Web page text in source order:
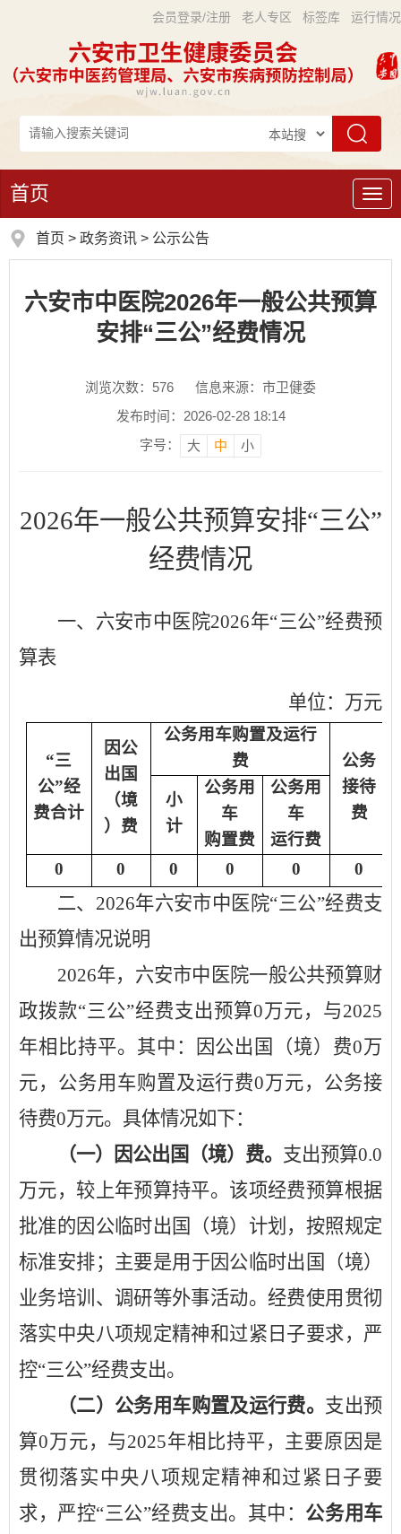
会员登录/注册 老人专区 标签库 运行情况
导
首页
首页 > 政务资讯 > 公示公告
六安市中医院2026年一般公共预算
安排“三公”经费情况
浏览次数： 576
信息来源：市卫健委
发布时间：2026-02-28 18:14
字号：
大 中 小
2026年一般公共预算安排“三公”
经费情况
一、 六安市中医院2026年“三公”经费预
算表
单位：万元
“三
公”经
费合计
因公
出国
（境
）费
公务用车购置及运行
费
公务
接待
费
小
计
公务用
车
购置费
公务用
车
运行费
0
0 0 0 0 0
二、 2026年六安市中医院“三公”经费支
出预算情况说明
2026年， 六安市中医院一般公共预算财
政拨款“三公”经费支出预算0万元，与2025
年相比持平。其中：因公出国（境）费0万
元，公务用车购置及运行费0万元，公务接
待费0万元。具体情况如下：
（一）因公出国（境）费。 支出预算0.0
万元，较上年预算持平。该项经费预算根据
批准的因公临时出国（境）计划，按照规定
标准安排；主要是用于因公临时出国
（境）
业务培训、调研等外事活动。经费使用贯彻
落实中央八项规定精神和过紧日子要求，严
控“三公”经费支出。
（二）公务用车购置及运行费。 支出预
算0万元，与2025年相比持平，主要原因是
贯彻落实中央八项规定精神和过紧日子要
求，严控“三公”经费支出。其中： 公务用车